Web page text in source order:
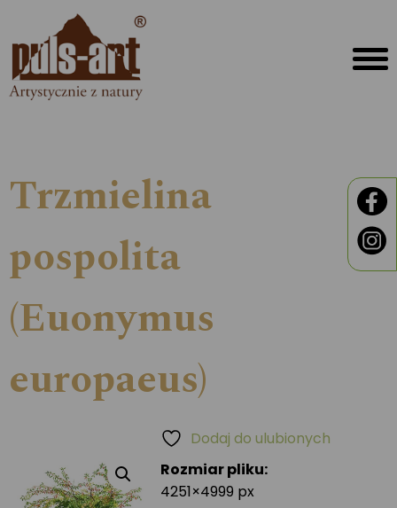
Trzmielina
pospolita
(Euonymus
europaeus)
Rozmiar pliku:
4251×4999 px
Dodaj do ulubionych